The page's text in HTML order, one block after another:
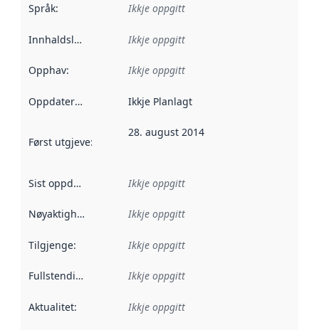
Språk: Ikkje oppgitt
Innhaldsleverandørar :
Ikkje oppgitt
Opphav: Ikkje oppgitt
Oppdateringsfrekvens :
Ikkje Planlagt
Først utgjeve: Denne datoen seier når dataa i dette
28. august 2014
Sist oppdatert Ikkje oppgitt
Nøyaktigheit Ikkje oppgitt
Tilgjenge: Ikkje oppgitt
Fullstendigheit Ikkje oppgitt
Aktualitet: Ikkje oppgitt